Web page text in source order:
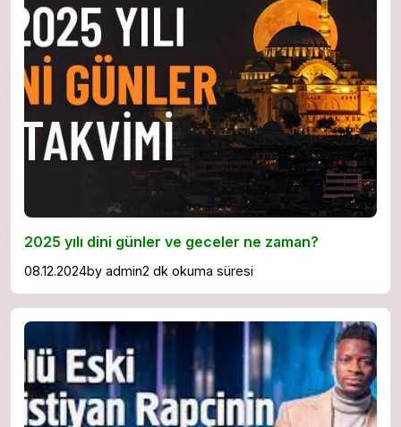
2025 yılı dini günler ve geceler ne zaman?
08.12.2024by admin2 dk okuma süresi